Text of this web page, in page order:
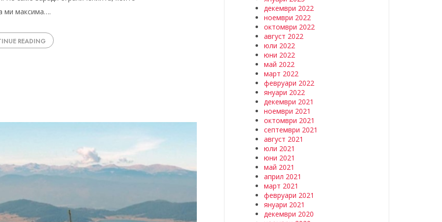
ми максима….
READING
декември 2022
ноември 2022
октомври 2022
август 2022
юли 2022
юни 2022
май 2022
март 2022
февруари 2022
януари 2022
декември 2021
ноември 2021
октомври 2021
септември 2021
август 2021
юли 2021
юни 2021
май 2021
април 2021
март 2021
февруари 2021
януари 2021
декември 2020